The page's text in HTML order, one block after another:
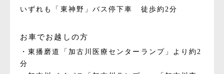
いずれも「東神野」バス停下車 徒歩約2分
お車でお越しの方
・東播磨道「加古川医療センターランプ」より約2
分